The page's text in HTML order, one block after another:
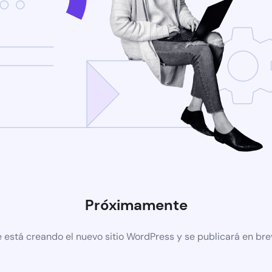
Próximamente
está creando el nuevo sitio WordPress y se publicará en